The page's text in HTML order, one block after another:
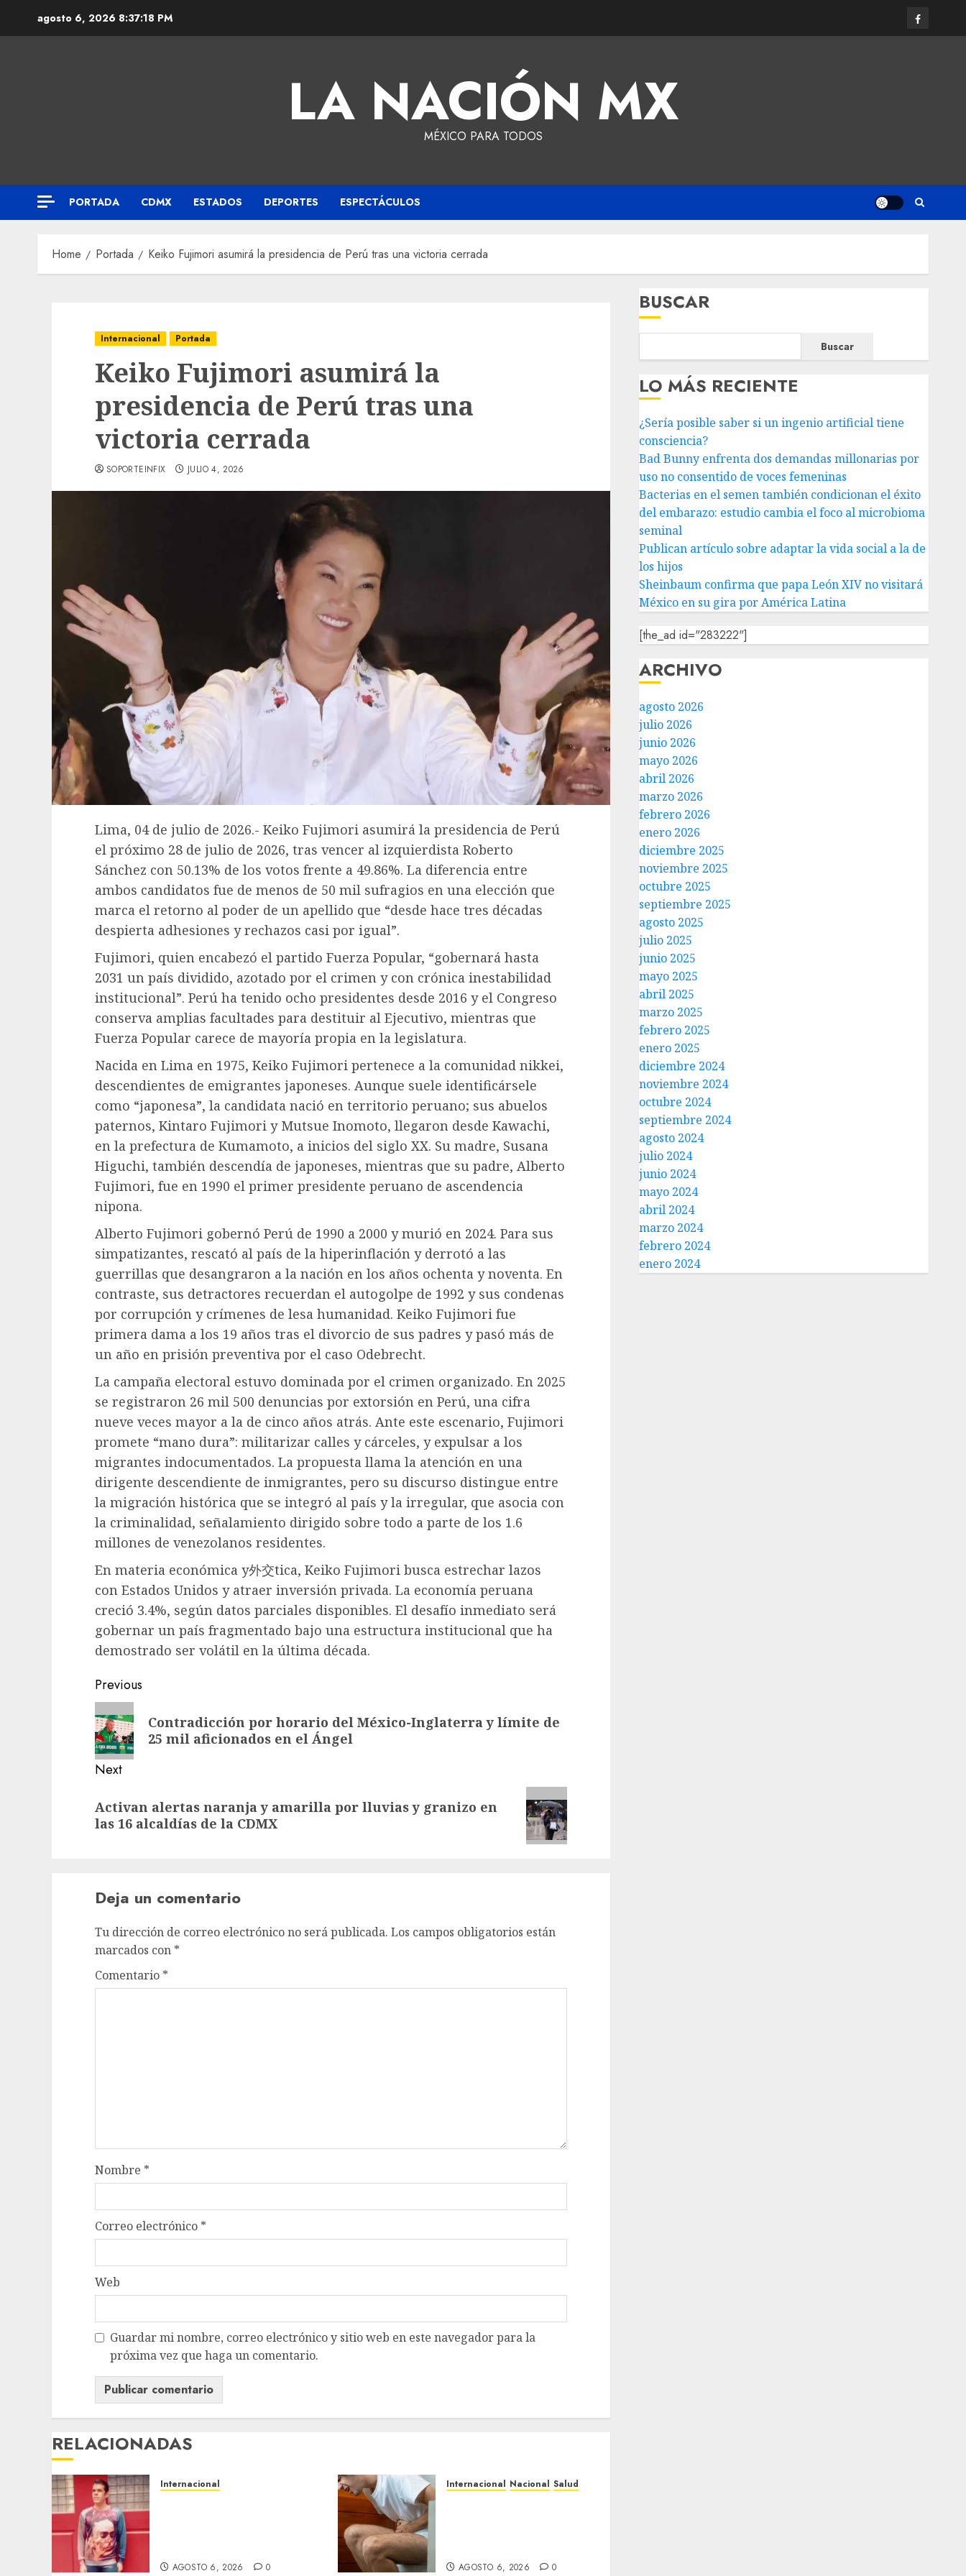
agosto 6, 2026 8:37:19 PM
LA NACIÓN MX
MÉXICO PARA TODOS
PORTADA CDMX ESTADOS DEPORTES ESPECTÁCULOS
Home Portada Keiko Fujimori asumirá la presidencia de Perú tras una victoria cerrada
Internacional Portada
Keiko Fujimori asumirá la
presidencia de Perú tras una
victoria cerrada
SOPORTEINFIX JULIO 4, 2026
Lima, 04 de julio de 2026.- Keiko Fujimori asumirá la presidencia de Perú
el próximo 28 de julio de 2026, tras vencer al izquierdista Roberto
Sánchez con 50.13% de los votos frente a 49.86%. La diferencia entre
ambos candidatos fue de menos de 50 mil sufragios en una elección que
marca el retorno al poder de un apellido que “desde hace tres décadas
despierta adhesiones y rechazos casi por igual”.
Fujimori, quien encabezó el partido Fuerza Popular, “gobernará hasta
2031 un país dividido, azotado por el crimen y con crónica inestabilidad
institucional”. Perú ha tenido ocho presidentes desde 2016 y el Congreso
conserva amplias facultades para destituir al Ejecutivo, mientras que
Fuerza Popular carece de mayoría propia en la legislatura.
Nacida en Lima en 1975, Keiko Fujimori pertenece a la comunidad nikkei,
descendientes de emigrantes japoneses. Aunque suele identificársele
como “japonesa”, la candidata nació en territorio peruano; sus abuelos
paternos, Kintaro Fujimori y Mutsue Inomoto, llegaron desde Kawachi,
en la prefectura de Kumamoto, a inicios del siglo XX. Su madre, Susana
Higuchi, también descendía de japoneses, mientras que su padre, Alberto
Fujimori, fue en 1990 el primer presidente peruano de ascendencia
nipona.
Alberto Fujimori gobernó Perú de 1990 a 2000 y murió en 2024. Para sus
simpatizantes, rescató al país de la hiperinflación y derrotó a las
guerrillas que desangraron a la nación en los años ochenta y noventa. En
contraste, sus detractores recuerdan el autogolpe de 1992 y sus condenas
por corrupción y crímenes de lesa humanidad. Keiko Fujimori fue
primera dama a los 19 años tras el divorcio de sus padres y pasó más de
un año en prisión preventiva por el caso Odebrecht.
La campaña electoral estuvo dominada por el crimen organizado. En 2025
se registraron 26 mil 500 denuncias por extorsión en Perú, una cifra
nueve veces mayor a la de cinco años atrás. Ante este escenario, Fujimori
promete “mano dura”: militarizar calles y cárceles, y expulsar a los
migrantes indocumentados. La propuesta llama la atención en una
dirigente descendiente de inmigrantes, pero su discurso distingue entre
la migración histórica que se integró al país y la irregular, que asocia con
la criminalidad, señalamiento dirigido sobre todo a parte de los 1.6
millones de venezolanos residentes.
En materia económica y外交tica, Keiko Fujimori busca estrechar lazos
con Estados Unidos y atraer inversión privada. La economía peruana
creció 3.4%, según datos parciales disponibles. El desafío inmediato será
gobernar un país fragmentado bajo una estructura institucional que ha
demostrado ser volátil en la última década.
Previous
Contradicción por horario del México-Inglaterra y límite de
25 mil aficionados en el Ángel
Next
Activan alertas naranja y amarilla por lluvias y granizo en
las 16 alcaldías de la CDMX
Deja un comentario
Tu dirección de correo electrónico no será publicada. Los campos obligatorios están
marcados con *
Comentario *
Nombre *
Correo electrónico *
Web
Guardar mi nombre, correo electrónico y sitio web en este navegador para la
próxima vez que haga un comentario.
RELACIONADAS
Internacional
AGOSTO 6, 2026 0
Internacional Nacional Salud
AGOSTO 6, 2026 0
BUSCAR
Buscar
LO MÁS RECIENTE
¿Sería posible saber si un ingenio artificial tiene
consciencia?
Bad Bunny enfrenta dos demandas millonarias por
uso no consentido de voces femeninas
Bacterias en el semen también condicionan el éxito
del embarazo: estudio cambia el foco al microbioma
seminal
Publican artículo sobre adaptar la vida social a la de
los hijos
Sheinbaum confirma que papa León XIV no visitará
México en su gira por América Latina
[the_ad id="283222"]
ARCHIVO
agosto 2026
julio 2026
junio 2026
mayo 2026
abril 2026
marzo 2026
febrero 2026
enero 2026
diciembre 2025
noviembre 2025
octubre 2025
septiembre 2025
agosto 2025
julio 2025
junio 2025
mayo 2025
abril 2025
marzo 2025
febrero 2025
enero 2025
diciembre 2024
noviembre 2024
octubre 2024
septiembre 2024
agosto 2024
julio 2024
junio 2024
mayo 2024
abril 2024
marzo 2024
febrero 2024
enero 2024